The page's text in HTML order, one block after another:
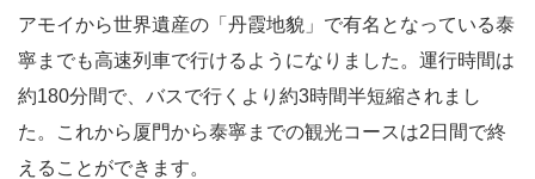
アモイから世界遺産の「丹霞地貌」で有名となっている泰
寧までも高速列車で行けるようになりました。運行時間は
約180分間で、バスで行くより約3時間半短縮されまし
た。これから厦門から泰寧までの観光コースは2日間で終
えることができます。